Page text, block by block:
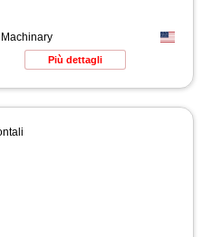
Più dettagli